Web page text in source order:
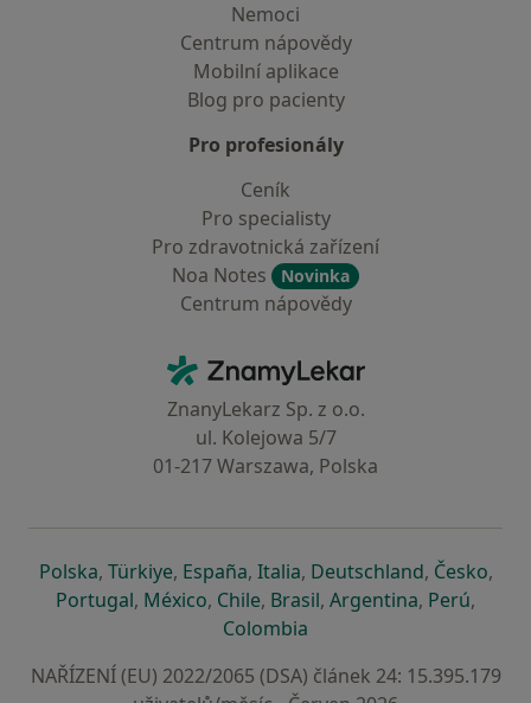
Nemoci
Centrum nápovědy
Mobilní aplikace
Blog pro pacienty
Pro profesionály
Ceník
Pro specialisty
Pro zdravotnická zařízení
Noa Notes
Novinka
Centrum nápovědy
ZnamyLekar - Hlavní stránka
ZnanyLekarz Sp. z o.o.
ul. Kolejowa 5/7
01-217 Warszawa, Polska
Polskase otevře v nové záložce
, Türkiyese otevře v nové záložce
, Españase otevře v nové záložce
, Italiase otevře v nové záložce
, Deutschlandse otevře v
, Českose
,
Portugalse otevře v nové záložce
, Méxicose otevře v nové záložce
, Chilese otevře v nové záložce
, Brasilse otevře v nové
, Argentinase otevře v
, Perúse
,
Colombia
NAŘÍZENÍ (EU) 2022/2065 (DSA) článek 24: 15.395.179